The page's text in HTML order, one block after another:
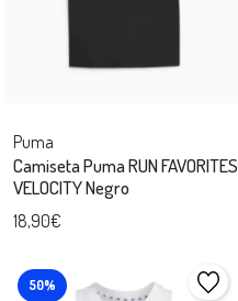
Puma
Camiseta Puma RUN FAVORITES
VELOCITY Negro
18,90€
50%